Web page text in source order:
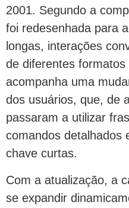
2001. Segundo a
foi redesenhada para
longas, interações
de diferentes
acompanha uma
dos usuários, que, de
passaram a utilizar
comandos detalhados
chave curtas.
Com a atualização, a
se expandir